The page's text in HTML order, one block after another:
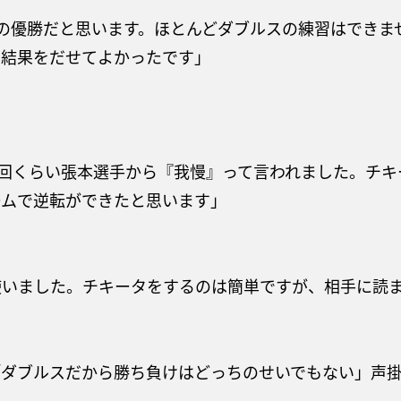
勝だと思います。ほとんどダブルスの練習はでき
果をだせてよかったです」
らい張本選手から『我慢』って言われました。チ
で逆転ができたと思います」
ました。チキータをするのは簡単ですが、相手に読
ルスだから勝ち負けはどっちのせいでもない」声